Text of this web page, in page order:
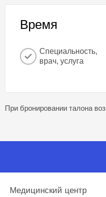
Время
Специальность,
врач, услуга
При бронировании талона
Медицинский центр